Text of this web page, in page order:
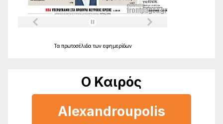
Τα πρωτοσέλιδα των εφημερίδων
Ο Καιρός
Alexandroupolis